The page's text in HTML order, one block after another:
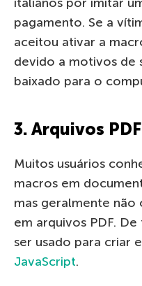
pagamento. Se a
aceitou ativar a
devido a motivos de
baixado para o
3. Arquivos PDF
Muitos usuários
macros em
mas geralmente não
em arquivos PDF.
ser usado para criar
JavaScript.